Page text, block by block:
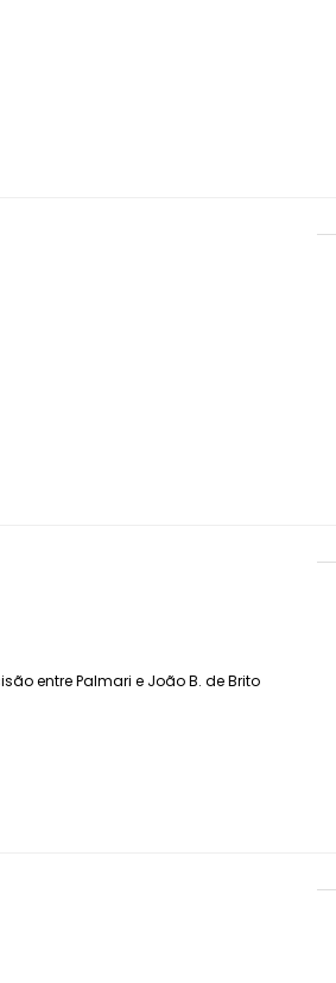
entre Palmari e João B. de Brito